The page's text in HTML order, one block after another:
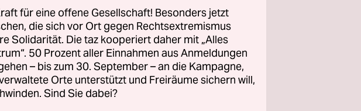
Wiesen) gewonnen zu
sie auf die Bühne kam,
Haare, freundliches
das sich für diesen
für eine offene Gesellschaft! Besonders jetzt
die sich vor Ort gegen Rechtsextremismus
Solidarität. Die taz kooperiert daher mit „Alles
50 Prozent aller Einnahmen aus Anmeldungen
– bis zum 30. September – an die Kampagne,
Orte unterstützt und Freiräume sichern will,
Sind Sie dabei?